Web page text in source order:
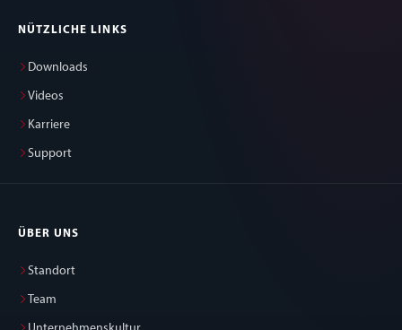
NÜTZLICHE LINKS
Downloads
Videos
Karriere
Support
ÜBER UNS
Standort
Team